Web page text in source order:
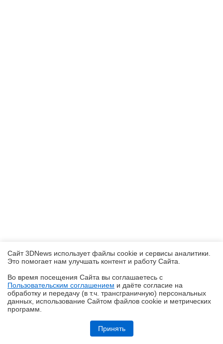
Обзор робота-газонокосилки Dreame Roboticmower A1 Pro 2000: когда
на дачу приезжаешь только отдыхать
Сайт 3DNews использует файлы cookie и сервисы аналитики.
Это помогает нам улучшать контент и работу Cайта.
Во время посещения Cайта вы соглашаетесь с
Пользовательским соглашением и даёте согласие на
обработку и передачу (в т.ч. трансграничную) персональных
данных, использование Cайтом файлов cookie и метрических
программ.
Принять